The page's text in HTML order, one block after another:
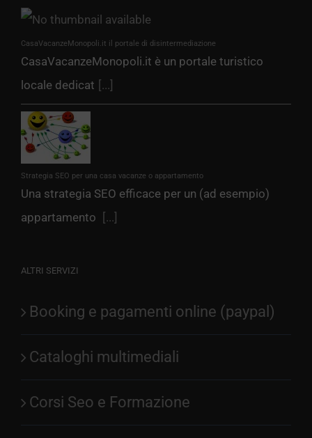
CasaVacanzeMonopoli.it il portale di disintermediazione
CasaVacanzeMonopoli.it è un portale turistico
locale dedicat [...]
Strategia SEO per una casa vacanze o appartamento
Una strategia SEO efficace per un (ad esempio)
appartamento
[...]
ALTRI SERVIZI
Booking e pagamenti online (paypal)
Cataloghi multimediali
Corsi Seo e Formazione